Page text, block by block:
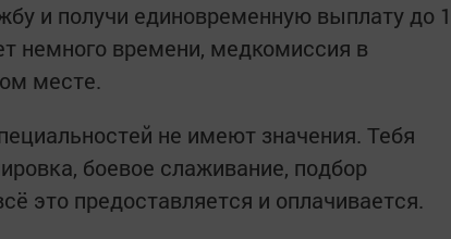
и получи единовременную выплату до 1
немного времени, медкомиссия в
месте.
не имеют значения. Тебя
боевое слаживание, подбор
это предоставляется и оплачивается.